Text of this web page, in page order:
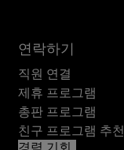
연락하기
직원 연결
제휴 프로그램
총판 프로그램
친구 프로그램 추천